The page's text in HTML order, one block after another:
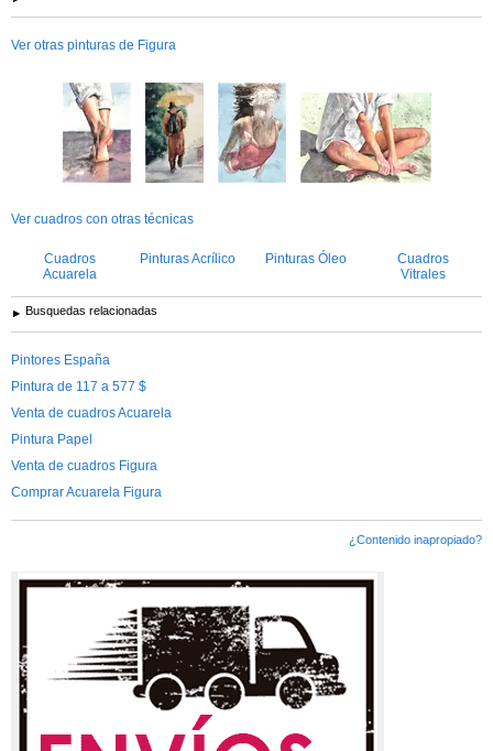
Ver otras pinturas de Figura
Ver cuadros con otras técnicas
Cuadros
Acuarela
Pinturas Acrílico Pinturas Óleo
Cuadros
Vitrales
Busquedas relacionadas
Pintores España
Pintura de 117 a 577 $
Venta de cuadros Acuarela
Pintura Papel
Venta de cuadros Figura
Comprar Acuarela Figura
¿Contenido inapropiado?